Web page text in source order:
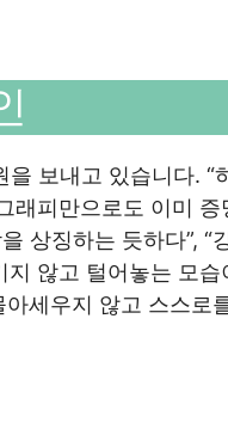
보내고 있습니다.
래피만으로도 이미
상징하는 듯하다”, “
않고 털어놓는 모
세우지 않고 스스로